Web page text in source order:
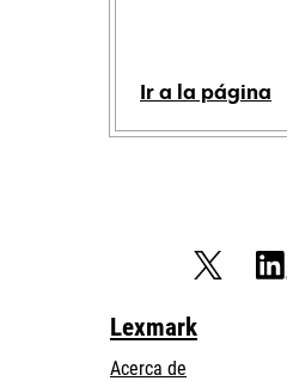
Ir a la página
Lexmark
Acerca de